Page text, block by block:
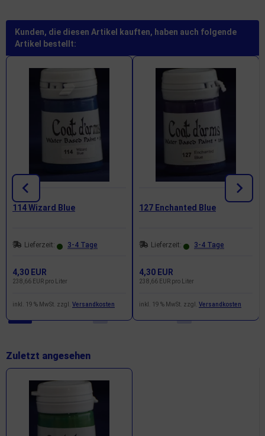
Kunden, die diesen Artikel kauften, haben auch folgende
Artikel bestellt:
114 Wizard Blue
Lieferzeit: 3-4 Tage
4,30 EUR
238,66 EUR pro Liter
inkl. 19 % MwSt. zzgl. Versandkosten
127 Enchanted Blue
Lieferzeit: 3-4 Tage
4,30 EUR
238,66 EUR pro Liter
inkl. 19 % MwSt. zzgl. Versandkosten
Zuletzt angesehen